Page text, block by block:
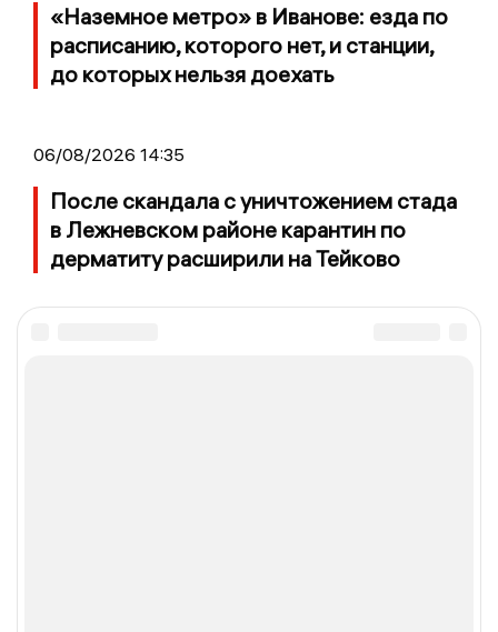
«Наземное метро» в Иванове: езда по
расписанию, которого нет, и станции,
до которых нельзя доехать
06/08/2026 14:35
После скандала с уничтожением стада
в Лежневском районе карантин по
дерматиту расширили на Тейково